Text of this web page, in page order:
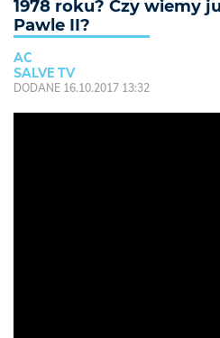
1978 roku? Czy wiemy
Pawle II?
AC
SALVE TV
DODANE 16.10.2017 13:32